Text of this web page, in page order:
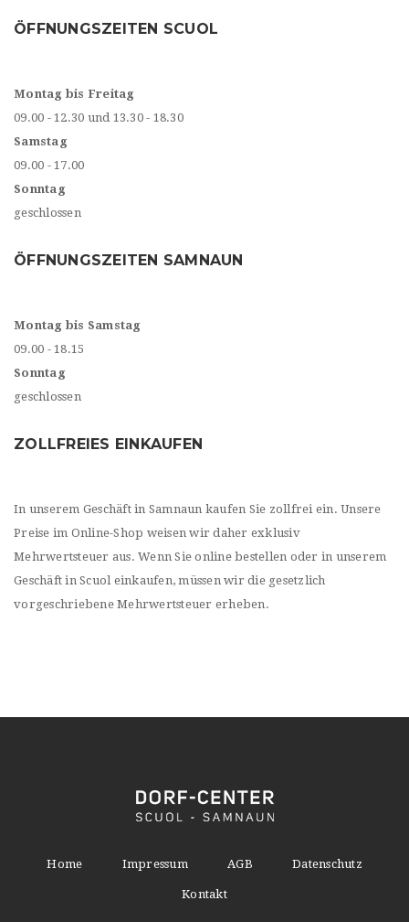
ÖFFNUNGSZEITEN SCUOL
Montag bis Freitag
09.00 - 12.30 und 13.30 - 18.30
Samstag
09.00 - 17.00
Sonntag
geschlossen
ÖFFNUNGSZEITEN SAMNAUN
Montag bis Samstag
09.00 - 18.15
Sonntag
geschlossen
ZOLLFREIES EINKAUFEN
In unserem Geschäft in Samnaun kaufen Sie zollfrei ein. Unsere
Preise im Online-Shop weisen wir daher exklusiv
Mehrwertsteuer aus. Wenn Sie online bestellen oder in unserem
Geschäft in Scuol einkaufen, müssen wir die gesetzlich
vorgeschriebene Mehrwertsteuer erheben.
Home Impressum AGB Datenschutz
Kontakt